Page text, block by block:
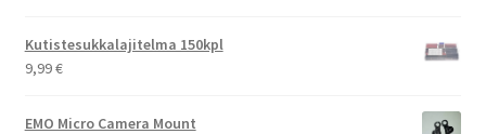
Kutistesukkalajitelma 150kpl
9,99€
EMO Micro Camera Mount